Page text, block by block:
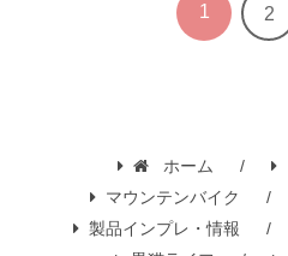
1 2
ホーム
マウンテンバイク
製品インプレ・情報